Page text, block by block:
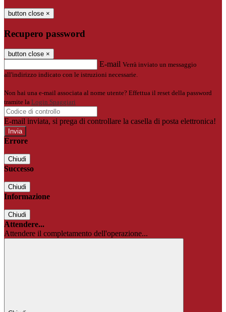
button close ×
Recupero password
button close ×
E-mail Verrà inviato un messaggio
all'indirizzo indicato con le istruzioni necessarie.
Non hai una e-mail associata al nome utente? Effettua il reset della password
tramite la Login Spaggiari
E-mail inviata, si prega di controllare la casella di posta elettronica!
Errore
Chiudi
Successo
Chiudi
Informazione
Chiudi
Attendere...
Attendere il completamento dell'operazione...